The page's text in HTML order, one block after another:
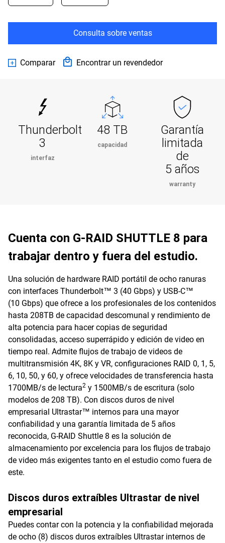
Consulta sobre ventas
Comparar Encontrar un revendedor
Thunderbolt
3
interfaz
48 TB
capacidad
Garantía
limitada
de
5 años
warranty
Cuenta con G-RAID SHUTTLE 8 para
trabajar dentro y fuera del estudio.
Una solución de hardware RAID portátil de ocho ranuras
con interfaces Thunderbolt™ 3 (40 Gbps) y USB-C™
(10 Gbps) que ofrece a los profesionales de los contenidos
hasta 208TB de capacidad descomunal y rendimiento de
alta potencia para hacer copias de seguridad
consolidadas, acceso superrápido y edición de video en
tiempo real. Admite flujos de trabajo de videos de
multitransmisión 4K, 8K y VR, configuraciones RAID 0, 1, 5,
6, 10, 50, y 60, y ofrece velocidades de transferencia hasta
1700MB/s de lectura2 y 1500MB/s de escritura (solo
modelos de 208 TB). Con discos duros de nivel
empresarial Ultrastar™ internos para una mayor
confiabilidad y una garantía limitada de 5 años
reconocida, G-RAID Shuttle 8 es la solución de
almacenamiento por excelencia para los flujos de trabajo
de video más exigentes tanto en el estudio como fuera de
este.
Discos duros extraíbles Ultrastar de nivel
empresarial
Puedes contar con la potencia y la confiabilidad mejorada
de ocho (8) discos duros extraíbles Ultrastar internos de